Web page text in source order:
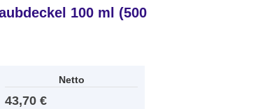
100 ml (500
Netto
43,70 €